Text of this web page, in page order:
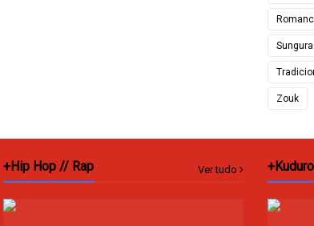
Sungura
Zouk
+Hip Hop // Rap Ver tudo +Kuduro